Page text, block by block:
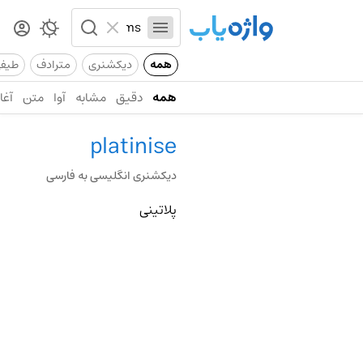
همه دیکشنری مترادف
همه دقیق مشابه آوا متن
platinise
دیکشنری انگلیسی به فارسی
پلاتینی